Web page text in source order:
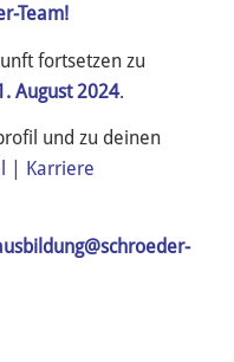
Team!
fortsetzen zu
August 2024.
und zu deinen
| Karriere